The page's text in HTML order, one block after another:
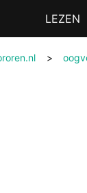
MenuLEZEN
>